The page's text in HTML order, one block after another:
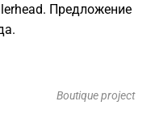
Предложение
Boutique project